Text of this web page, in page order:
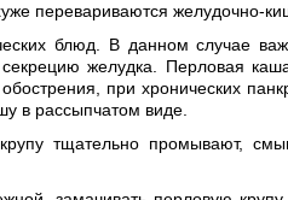
перевариваются желудочно-
блюд. В данном случае
желудка. Перловая
при хронических
в рассыпчатом виде.
тщательно промывают,